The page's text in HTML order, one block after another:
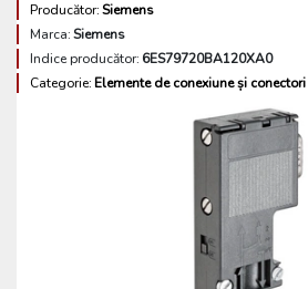
Producător:Siemens
Marca:Siemens
Indice producător: 6ES79720BA120XA0
Categorie:Elemente de conexiune și